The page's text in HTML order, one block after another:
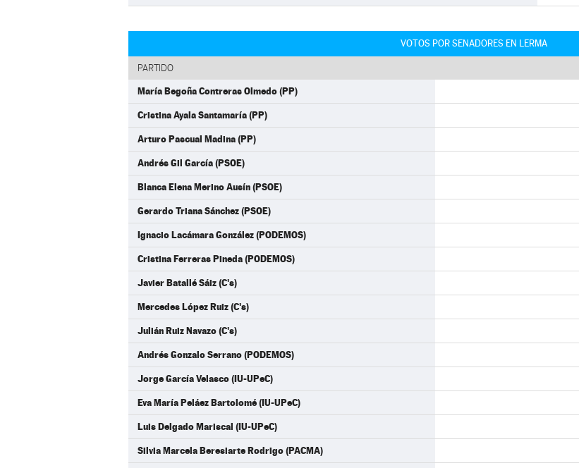
VOTOS POR SENADORES EN LERMA
PARTIDO
María Begoña Contreras Olmedo (PP)
Cristina Ayala Santamaría (PP)
Arturo Pascual Madina (PP)
Andrés Gil García (PSOE)
Blanca Elena Merino Ausín (PSOE)
Gerardo Triana Sánchez (PSOE)
Ignacio Lacámara González (PODEMOS)
Cristina Ferreras Pineda (PODEMOS)
Javier Batallé Sáiz (C's)
Mercedes López Ruiz (C's)
Julián Ruiz Navazo (C's)
Andrés Gonzalo Serrano (PODEMOS)
Jorge García Velasco (IU-UPeC)
Eva María Peláez Bartolomé (IU-UPeC)
Luis Delgado Mariscal (IU-UPeC)
Silvia Marcela Beresiarte Rodrigo (PACMA)